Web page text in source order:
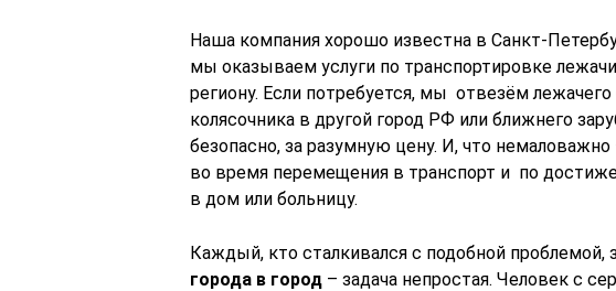
Наша компания хорошо известна в Санкт-
мы оказываем услуги по транспортировке
региону. Если потребуется, мы отвезём лежачего
колясочника в другой город РФ или ближнего
безопасно, за разумную цену. И, что
во время перемещения в транспорт и по
в дом или больницу.
Каждый, кто сталкивался с подобной проблемой,
города в город – задача непростая. Человек с